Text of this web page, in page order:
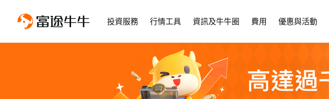
投資服務 行情工具 資訊及牛牛圈 費用 優惠與活動